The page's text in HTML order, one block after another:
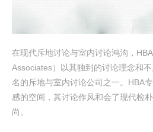
在现代斥地讨论与室内讨论鸿沟，
Associates）以其独到的讨论理念和
名的斥地与室内讨论公司之一。HBA
感的空间，其讨论作风和会了现代检
尚。